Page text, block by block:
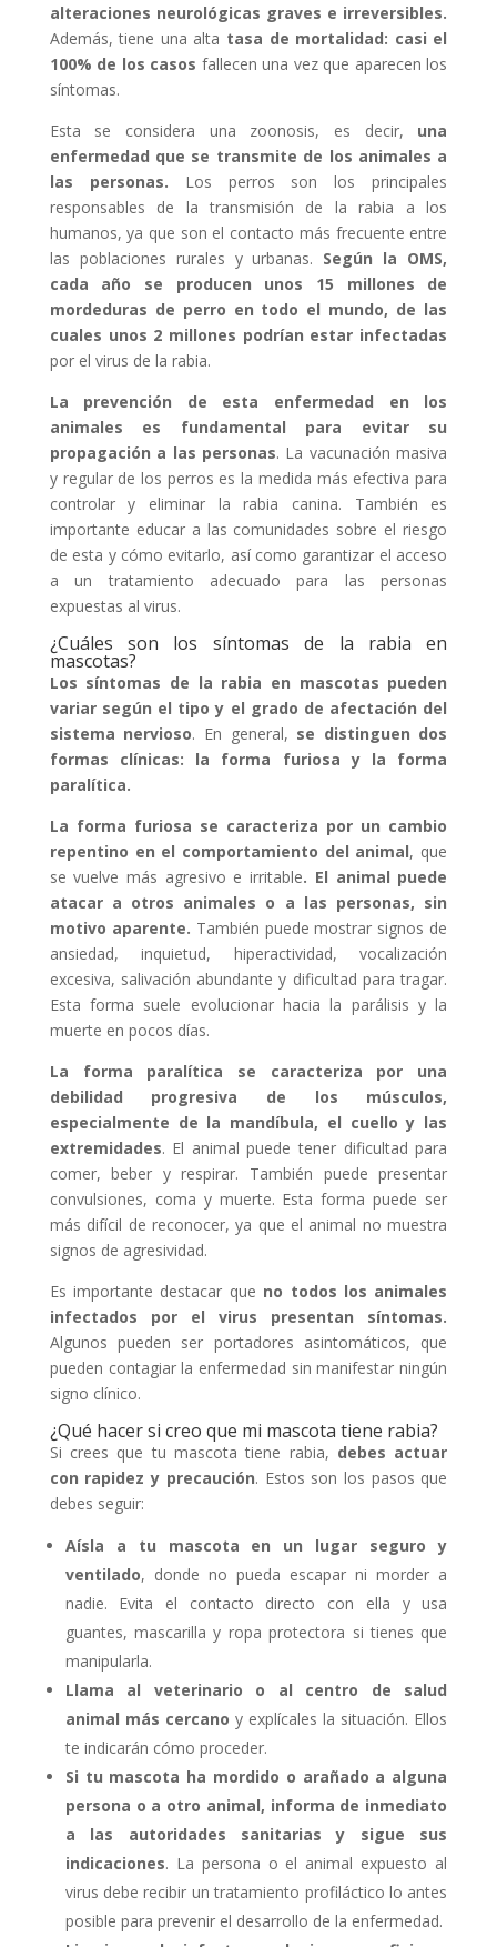
alteraciones neurológicas graves e irreversibles.
Además, tiene una alta tasa de mortalidad: casi el
100% de los casos fallecen una vez que aparecen los
síntomas.
Esta se considera una zoonosis, es decir, una
enfermedad que se transmite de los animales a
las personas. Los perros son los principales
responsables de la transmisión de la rabia a los
humanos, ya que son el contacto más frecuente entre
las poblaciones rurales y urbanas. Según la OMS,
cada año se producen unos 15 millones de
mordeduras de perro en todo el mundo, de las
cuales unos 2 millones podrían estar infectadas
por el virus de la rabia.
La prevención de esta enfermedad en los
animales es fundamental para evitar su
propagación a las personas. La vacunación masiva
y regular de los perros es la medida más efectiva para
controlar y eliminar la rabia canina. También es
importante educar a las comunidades sobre el riesgo
de esta y cómo evitarlo, así como garantizar el acceso
a un tratamiento adecuado para las personas
expuestas al virus.
¿Cuáles son los síntomas de la rabia en
mascotas?
Los síntomas de la rabia en mascotas pueden
variar según el tipo y el grado de afectación del
sistema nervioso. En general, se distinguen dos
formas clínicas: la forma furiosa y la forma
paralítica.
La forma furiosa se caracteriza por un cambio
repentino en el comportamiento del animal, que
se vuelve más agresivo e irritable. El animal puede
atacar a otros animales o a las personas, sin
motivo aparente. También puede mostrar signos de
ansiedad, inquietud, hiperactividad, vocalización
excesiva, salivación abundante y dificultad para tragar.
Esta forma suele evolucionar hacia la parálisis y la
muerte en pocos días.
La forma paralítica se caracteriza por una
debilidad progresiva de los músculos,
especialmente de la mandíbula, el cuello y las
extremidades. El animal puede tener dificultad para
comer, beber y respirar. También puede presentar
convulsiones, coma y muerte. Esta forma puede ser
más difícil de reconocer, ya que el animal no muestra
signos de agresividad.
Es importante destacar que no todos los animales
infectados por el virus presentan síntomas.
Algunos pueden ser portadores asintomáticos, que
pueden contagiar la enfermedad sin manifestar ningún
signo clínico.
¿Qué hacer si creo que mi mascota tiene rabia?
Si crees que tu mascota tiene rabia, debes actuar
con rapidez y precaución. Estos son los pasos que
debes seguir:
Aísla a tu mascota en un lugar seguro y
ventilado, donde no pueda escapar ni morder a
nadie. Evita el contacto directo con ella y usa
guantes, mascarilla y ropa protectora si tienes que
manipularla.
Llama al veterinario o al centro de salud
animal más cercano y explícales la situación. Ellos
te indicarán cómo proceder.
Si tu mascota ha mordido o arañado a alguna
persona o a otro animal, informa de inmediato
a las autoridades sanitarias y sigue sus
indicaciones. La persona o el animal expuesto al
virus debe recibir un tratamiento profiláctico lo antes
posible para prevenir el desarrollo de la enfermedad.